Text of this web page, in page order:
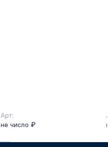
Арт:
не число ₽